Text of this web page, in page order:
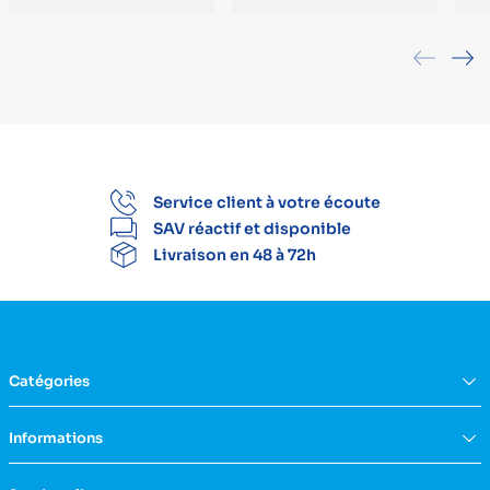
Service client à votre écoute
SAV réactif et disponible
Livraison en 48 à 72h
Catégories
Aide à la vie
Informations